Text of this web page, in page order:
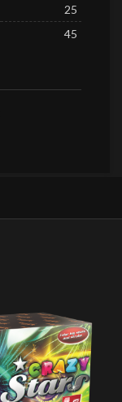
25
45